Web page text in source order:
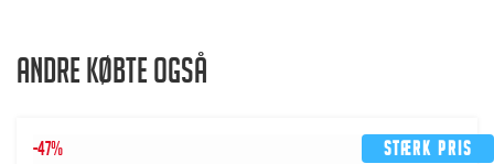
Andre købte også
Stærk pris
-47%